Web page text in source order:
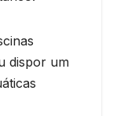
dispor um